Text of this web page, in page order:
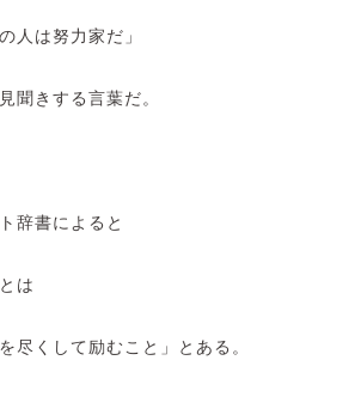
の人は努力家だ」
聞きする言葉だ。
辞書によると
は
を尽くして励むこと」とある。